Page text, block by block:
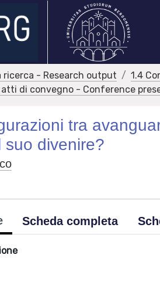
ricerca - Research output
1.4
atti di convegno - Conference
tra
suo divenire?
Scheda completa